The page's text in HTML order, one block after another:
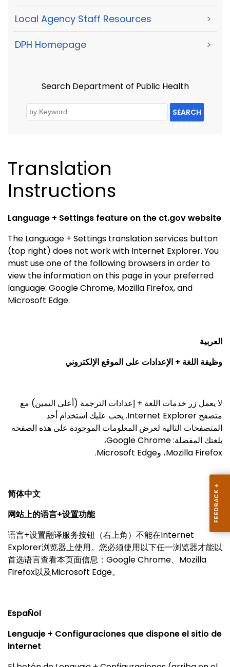
Local Agency Staff Resources >
DPH Homepage >
Search Department of Public Health
SEARCH
Translation
Instructions
Language + Settings feature on the ct.gov website
The Language + Settings translation services button
(top right) does not work with Internet Explorer. You
must use one of the following browsers in order to
view the information on this page in your preferred
language: Google Chrome, Mozilla Firefox, and
Microsoft Edge.
العربية
وظيفة اللغة + الإعدادات على الموقع الإلكتروني
لا يعمل زر خدمات اللغة + إعدادات الترجمة (أعلى اليمين) مع
متصفح Internet Explorer. يجب عليك استخدام أحد
المتصفحات التالية لعرض المعلومات الموجودة على هذه الصفحة
بلغتك المفضلة:Google Chrome،
Mozilla Firefox، وMicrosoft Edge
.
简体中文
网站上的语言+设置功能
语言+设置翻译服务按钮（右上角）不能在Internet
Explorer浏览器上使用。您必须使用以下任一浏览器才能以
首选语言查看本页面信息： Google Chrome、 Mozilla
Firefox以及Microsoft Edge。
EspaÑol
Lenguaje + Configuraciones que dispone el sitio de
internet